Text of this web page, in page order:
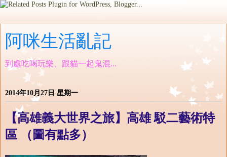
阿咪生活亂記
到處吃喝玩樂、跟貓一起鬼混...
2014年10月27日 星期一
【高雄義大世界之旅】高雄 駁二藝術特
區 （圖有點多）